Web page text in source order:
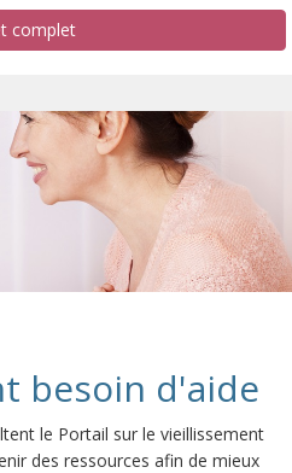
complet
besoin d'aide
le Portail sur le vieillissement
des ressources afin de mieux